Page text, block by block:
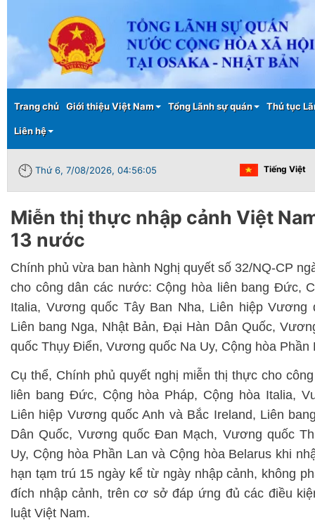
Main menu
Trang chủ Giới thiệu Việt Nam Tổng Lãnh sự quán Thủ tục
Liên hệ
Thứ 6, 7/08/2026, 04:56:05 Tiếng Việt
Miễn thị thực nhập cảnh Việt
13 nước
Chính phủ vừa ban hành Nghị quyết số 32/NQ-CP
cho công dân các nước: Cộng hòa liên bang Đức,
Italia, Vương quốc Tây Ban Nha, Liên hiệp Vương
Liên bang Nga, Nhật Bản, Đại Hàn Dân Quốc,
quốc Thụy Điển, Vương quốc Na Uy, Cộng hòa Phần
Cụ thể, Chính phủ quyết nghị miễn thị thực cho
liên bang Đức, Cộng hòa Pháp, Cộng hòa Italia,
Liên hiệp Vương quốc Anh và Bắc Ireland, Liên
Dân Quốc, Vương quốc Đan Mạch, Vương quốc
Uy, Cộng hòa Phần Lan và Cộng hòa Belarus khi
hạn tạm trú 15 ngày kể từ ngày nhập cảnh, không
đích nhập cảnh, trên cơ sở đáp ứng đủ các điều
luật Việt Nam.